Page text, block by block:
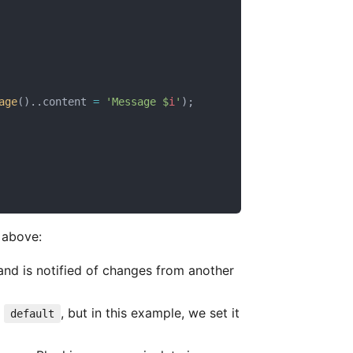
()..content = 'Message $i ' );
is notified of changes from another
default
, but in this example, we set it